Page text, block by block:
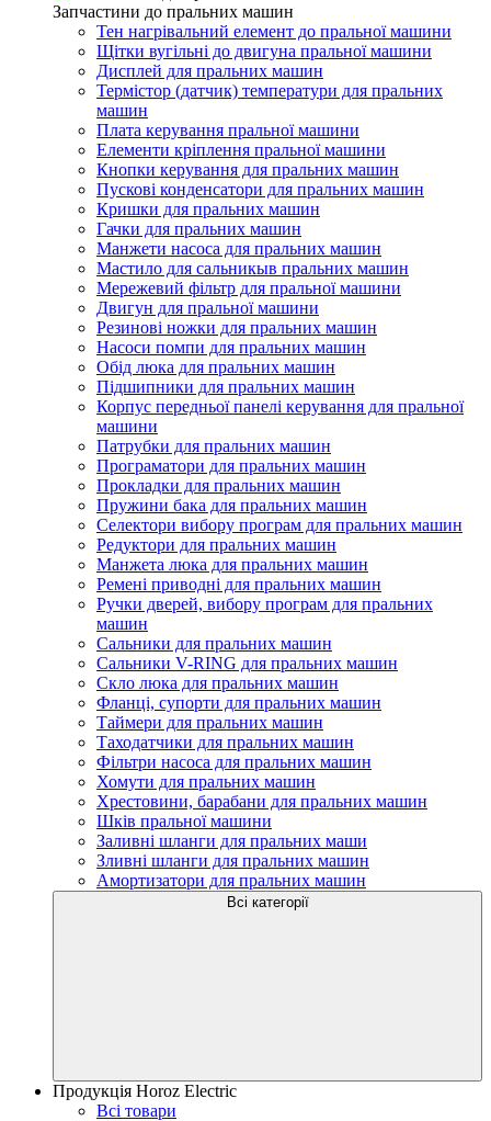
Запчастини до пральних машин
Тен нагрівальний елемент до пральної машини
Щітки вугільні до двигуна пральної машини
Дисплей для пральних машин
Термістор (датчик) температури для пральних
машин
Плата керування пральної машини
Елементи кріплення пральної машини
Кнопки керування для пральних машин
Пускові конденсатори для пральних машин
Кришки для пральних машин
Гачки для пральних машин
Манжети насоса для пральних машин
Мастило для сальникыв пральних машин
Мережевий фільтр для пральної машини
Двигун для пральної машини
Резинові ножки для пральних машин
Насоси помпи для пральних машин
Обід люка для пральних машин
Підшипники для пральних машин
Корпус передньої панелі керування для пральної
машини
Патрубки для пральних машин
Програматори для пральних машин
Прокладки для пральних машин
Пружини бака для пральних машин
Селектори вибору програм для пральних машин
Редуктори для пральних машин
Манжета люка для пральних машин
Ремені приводні для пральних машин
Ручки дверей, вибору програм для пральних
машин
Сальники для пральних машин
Сальники V-RING для пральних машин
Скло люка для пральних машин
Фланці, супорти для пральних машин
Таймери для пральних машин
Таходатчики для пральних машин
Фільтри насоса для пральних машин
Хомути для пральних машин
Хрестовини, барабани для пральних машин
Шків пральної машини
Заливні шланги для пральних маши
Зливні шланги для пральних машин
Амортизатори для пральних машин
Всі категорії
Продукція Horoz Electric
Всі товари